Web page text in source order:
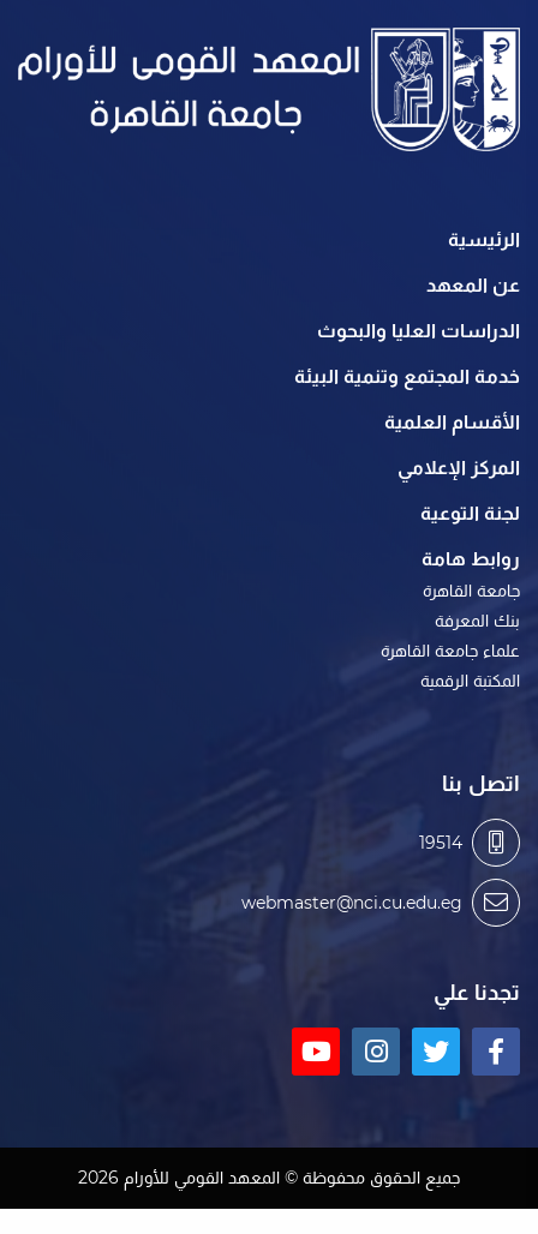
الرئيسية
عن المعهد
الدراسات العليا والبحوث
خدمة المجتمع وتنمية البيئة
الأقسام العلمية
المركز الإعلامي
لجنة التوعية
روابط هامة
جامعة القاهرة
بنك المعرفة
علماء جامعة القاهرة
المكتبة الرقمية
اتصل بنا
19514
webmaster@nci.cu.edu.eg
تجدنا علي
جميع الحقوق محفوظة © المعهد القومي للأورام 2026